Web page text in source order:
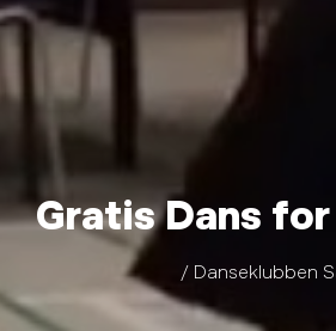
Gratis Dans
/ Danseklubben